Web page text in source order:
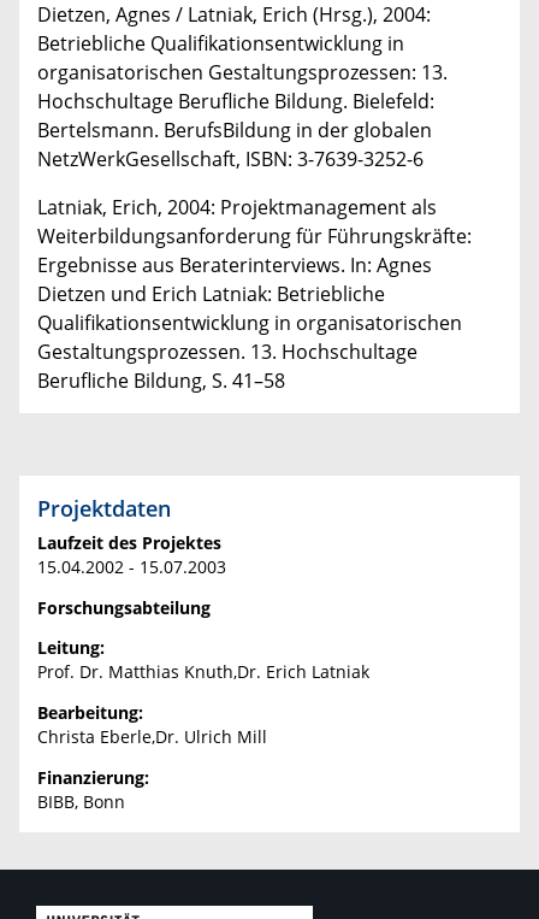
Dietzen, Agnes / Latniak, Erich (Hrsg.), 2004:
Betriebliche Qualifikationsentwicklung in
organisatorischen Gestaltungsprozessen: 13.
Hochschultage Berufliche Bildung. Bielefeld:
Bertelsmann. BerufsBildung in der globalen
NetzWerkGesellschaft, ISBN: 3-7639-3252-6
Latniak, Erich, 2004: Projektmanagement als
Weiterbildungsanforderung für Führungskräfte:
Ergebnisse aus Beraterinterviews. In: Agnes
Dietzen und Erich Latniak: Betriebliche
Qualifikationsentwicklung in organisatorischen
Gestaltungsprozessen. 13. Hochschultage
Berufliche Bildung, S. 41–58
Projektdaten
Laufzeit des Projektes
15.04.2002 - 15.07.2003
Forschungsabteilung
Leitung:
Prof. Dr. Matthias Knuth,Dr. Erich Latniak
Bearbeitung:
Christa Eberle,Dr. Ulrich Mill
Finanzierung:
BIBB, Bonn